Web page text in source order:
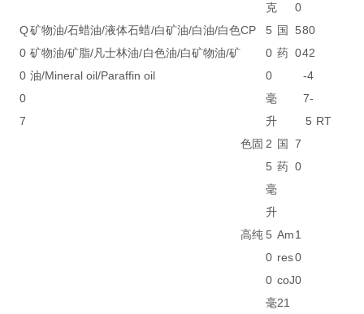
克
0
Q
0
0
0
7
矿物油/石蜡油/液体石蜡/白矿油/白油/白色
矿物油/矿脂/凡士林油/白色油/白矿物油/矿
油/Mineral oil/Paraffin oil
CP
5
0
0
毫
升
国
药
5
0
80
42
-4
7-
5 RT
色固 2
5
毫
升
国
药
7
0
高纯5
0
0
毫
Am
res
coJ
21
1
0
0